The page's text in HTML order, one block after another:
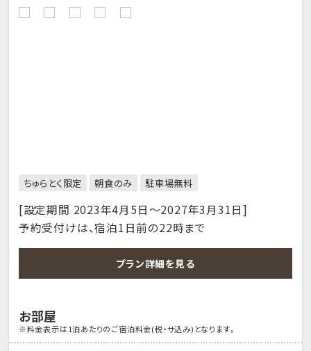
ちゅらとく限定 朝食のみ 駐車場無料
[設定期間 2023年4月5日～2027年3月31日]
予約受付けは、宿泊1日前の22時まで
プラン詳細を見る
お部屋
※料金表示は1泊あたりのご宿泊料金(税・サ込み)となります。